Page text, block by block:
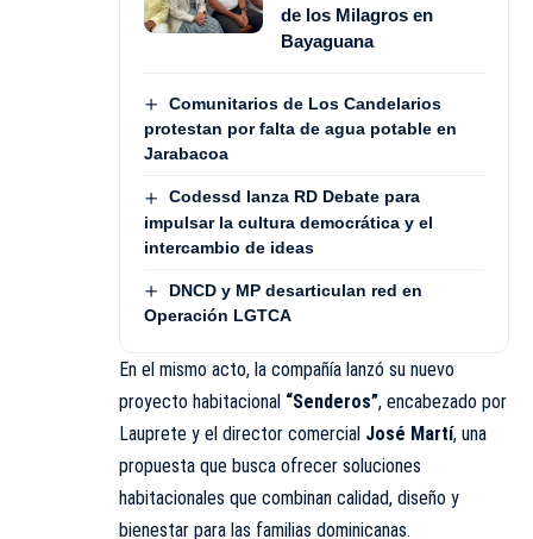
de los Milagros en
Bayaguana
Comunitarios de Los Candelarios
protestan por falta de agua potable en
Jarabacoa
Codessd lanza RD Debate para
impulsar la cultura democrática y el
intercambio de ideas
DNCD y MP desarticulan red en
Operación LGTCA
En el mismo acto, la compañía lanzó su nuevo
proyecto habitacional “Senderos”, encabezado por
Lauprete y el director comercial José Martí, una
propuesta que busca ofrecer soluciones
habitacionales que combinan calidad, diseño y
bienestar para las familias dominicanas.